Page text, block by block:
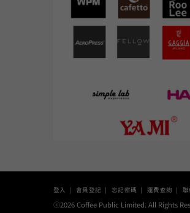
登入 會員登記 忘記密碼 運費查詢
ⓒ2026 Coffee Public Limited. All Rights